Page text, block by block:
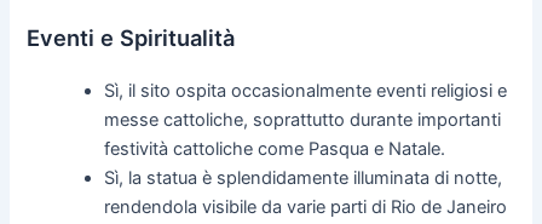
Eventi e Spiritualità
Sì, il sito ospita occasionalmente eventi religiosi e
messe cattoliche, soprattutto durante importanti
festività cattoliche come Pasqua e Natale.
Sì, la statua è splendidamente illuminata di notte,
rendendola visibile da varie parti di Rio de Janeiro